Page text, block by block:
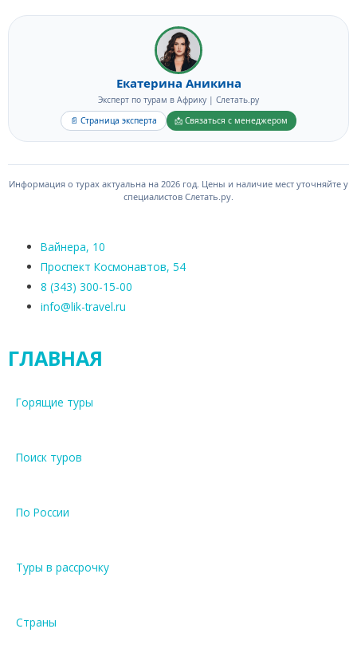
Екатерина Аникина
Эксперт по турам в Африку | Слетать.ру
📄 Страница эксперта
📩 Связаться с менеджером
Информация о турах актуальна на 2026 год. Цены и наличие мест уточняйте у
специалистов Слетать.ру.
Вайнера, 10
Проспект Космонавтов, 54
8 (343) 300-15-00
info@lik-travel.ru
ГЛАВНАЯ
Горящие туры
Поиск туров
По России
Туры в рассрочку
Страны